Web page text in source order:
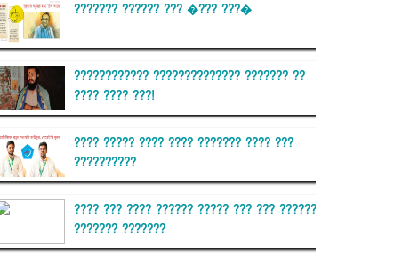
??????? ?????? ??? �??? ???�
???????????? ?????????????? ??????? ??
???? ???? ???!
???? ????? ???? ???? ??????? ???? ???
??????????
???? ??? ???? ?????? ????? ??? ??? ??????
??????? ???????